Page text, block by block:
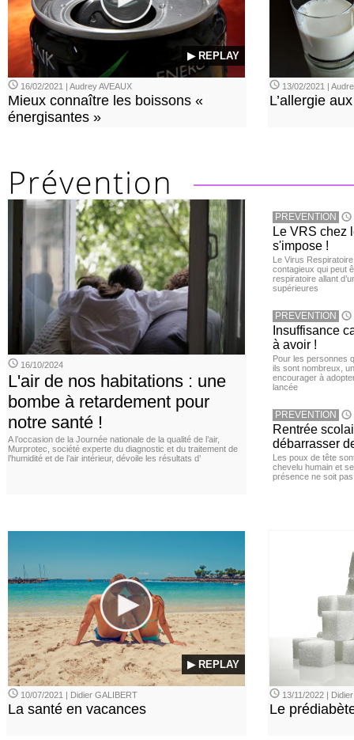
▶ REPLAY
16/02/2021 | Audrey AVEAUX
Mieux connaître les boissons «
énergisantes »
13/02/2021 |
L’allergie
16/10/2024
L'air de nos habitations : une
bombe à retardement pour
notre santé !
A l’occasion de la Journée nationale de la qualité de l’air,
Murprotec, société experte du diagnostic et du traitement de
l’humidité et de l’air intérieur, dévoile les résultats d’
PREVENTION
Le VRS chez
s'impose !
Le Virus
contagieux qui peut
respiratoire allant
supérieures
PREVENTION
Insuffisance
à avoir !
Pour les personnes
ils sont nombreux,
encourager à
lancée
PREVENTION
Rentrée
débarrasser
Les poux de tête
chevelu humain et
présence ne soit
▶ REPLAY
10/07/2021 | Didier GALIBERT
La santé en vacances
13/11/2022 |
Le